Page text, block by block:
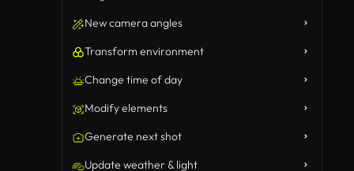
New camera angles
Transform environment
Change time of day
Modify elements
Generate next shot
Update weather & light